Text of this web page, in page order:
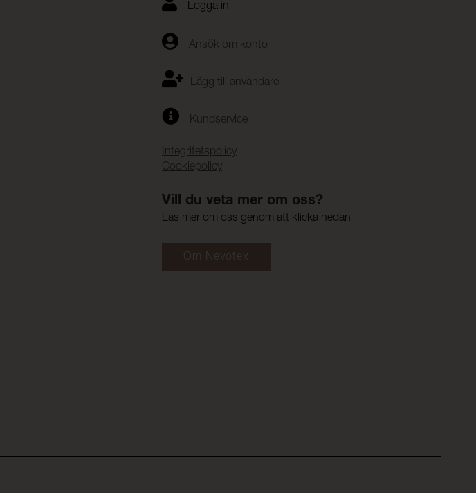
Logga in
Ansök om konto
Lägg till användare
Kundservice
Integritetspolicy
Cookiepolicy
Vill du veta mer om oss?
Läs mer om oss genom att klicka nedan
Om Nevotex